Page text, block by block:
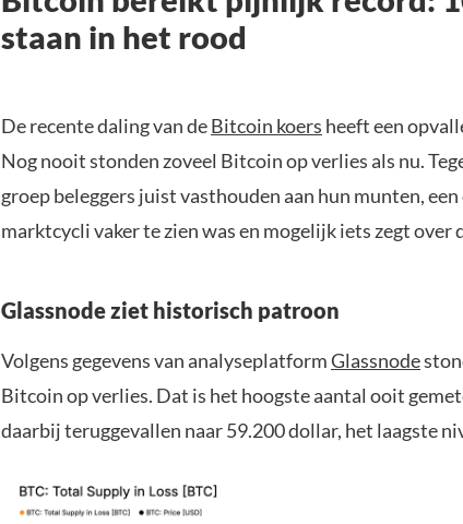
staan in het rood
De recente daling van deBitcoin koers heeft een
Nog nooit stonden zoveel Bitcoin op verlies als nu.
groep beleggers juist vasthouden aan hun munten,
marktcycli vaker te zien was en mogelijk iets zegt over
Glassnode ziet historisch patroon
Volgens gegevens van analyseplatformGlassnode
Bitcoin op verlies. Dat is het hoogste aantal ooit
daarbij teruggevallen naar 59.200 dollar, het laagste